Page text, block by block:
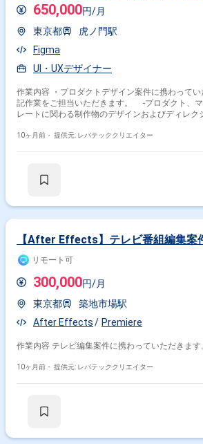
650,000円/月
東京都
虎ノ門駅
Figma
UI・UXデザイナー
作業内容 ・プロダクトデザイン案件に携わって
記作業をご担当いただきます。 -プロダクト、
レートに関わる制作物のデザインおよびディレ
実制作 -ブランドガイドライン、トンマナ整備、
10ヶ月前・ 提供元: レバテッククリエイター
【After Effects】テレビ番組編集案
リモート可
300,000円/月
東京都
築地市場駅
After Effects
Premiere
作業内容 テレビ編集案件に携わっていただきます
10ヶ月前・ 提供元: レバテッククリエイター